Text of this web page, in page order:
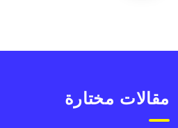
مقالات مختارة